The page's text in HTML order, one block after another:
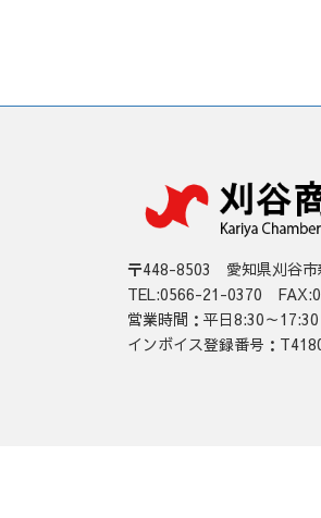
〒448-8503 愛知県刈谷
TEL:0566-21-0370
営業時間：平日8:30～17:30
インボイス登録番号：